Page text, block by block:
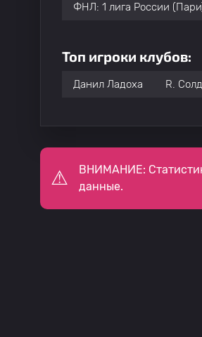
ФНЛ: 1 лига России
Топ игроки клубов:
Данил Ладоха R.
ВНИМАНИЕ:
данные.